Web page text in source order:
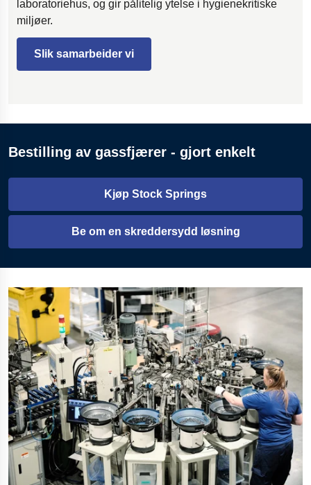
laboratoriehus, og gir pålitelig ytelse i hygienekritiske
miljøer.
Slik samarbeider vi
Bestilling av gassfjærer - gjort enkelt
Kjøp Stock Springs
Åpnes i en ny fane
Be om en skreddersydd løsning